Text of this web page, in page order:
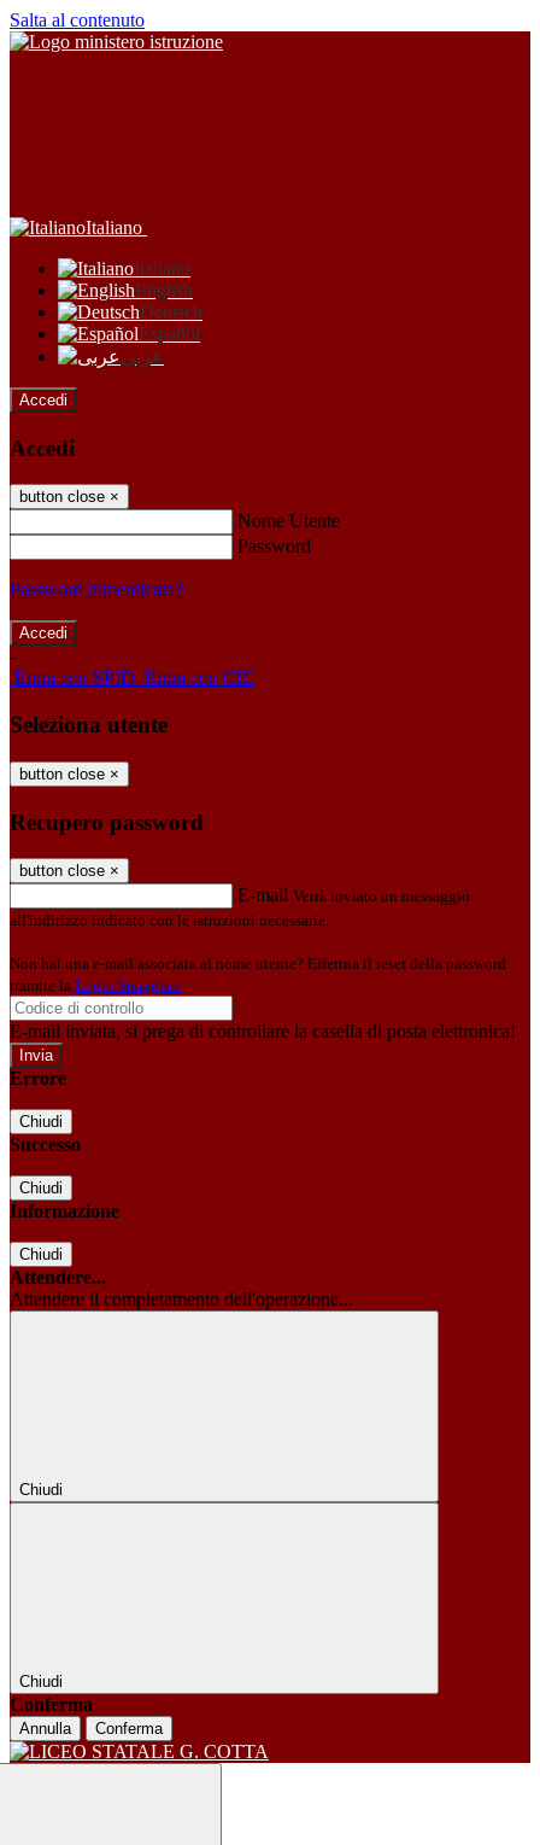
Salta al contenuto
Italiano
Italiano
English
Deutsch
Español
عربى
Accedi
Accedi
button close ×
Nome Utente
Password
Password dimenticata?
-
Entra con SPID Entra con CIE
Seleziona utente
button close ×
Recupero password
button close ×
E-mail Verrà inviato un messaggio
all'indirizzo indicato con le istruzioni necessarie.
Non hai una e-mail associata al nome utente? Effettua il reset della password
tramite la Login Spaggiari
E-mail inviata, si prega di controllare la casella di posta elettronica!
Errore
Chiudi
Successo
Chiudi
Informazione
Chiudi
Attendere...
Attendere il completamento dell'operazione...
Chiudi
Chiudi
Conferma
Annulla Conferma